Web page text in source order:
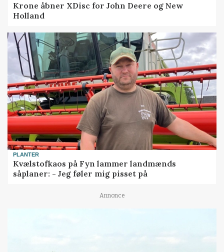
Krone åbner XDisc for John Deere og New
Holland
PLANTER
Kvælstofkaos på Fyn lammer landmænds
såplaner: - Jeg føler mig pisset på
Annonce